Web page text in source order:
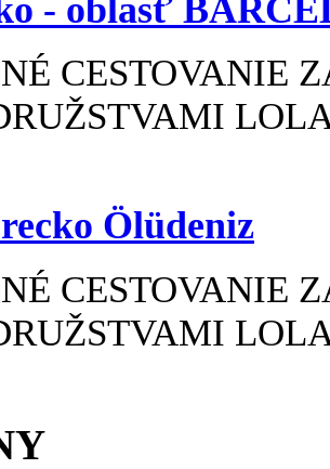
- oblasť
CESTOVANIE
Ölüdeniz
CESTOVANIE